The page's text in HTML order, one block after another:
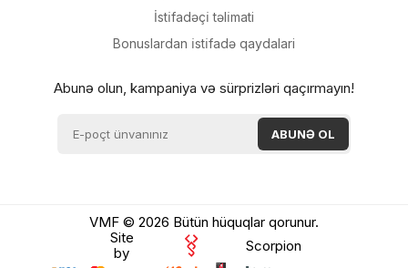
İsti̇fadəçi̇ təli̇mati
Bonuslardan i̇sti̇fadə qaydalari
Abunə olun, kampaniya və sürprizləri qaçırmayın!
VMF © 2026 Bütün hüquqlar qorunur.
Site
by
Scorpion